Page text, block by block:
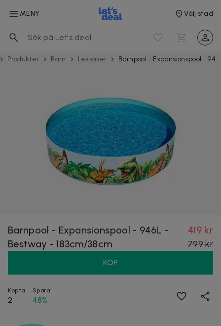
MENY Välj stad
Produkter Barn Leksaker Barnpool - Expansionspool - 946L - Bestway - 183cm/38cm
Barnpool - Expansionspool - 946L -
Bestway - 183cm/38cm
419 kr
799 kr
KÖP
Köpta
2
Spara
48%